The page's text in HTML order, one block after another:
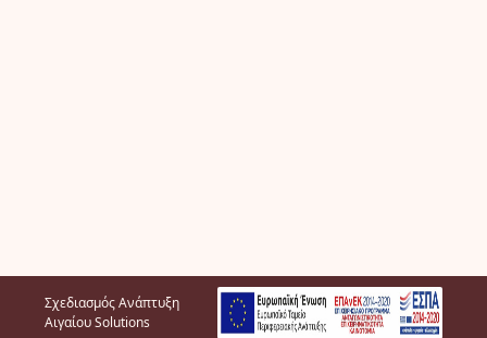
Σχεδιασμός Ανάπτυξη
Αιγαίου Solutions